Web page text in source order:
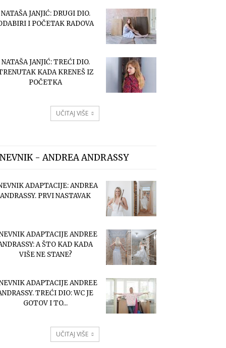
NATAŠA JANJIĆ: DRUGI DIO.
I POČETAK RADOVA
NATAŠA JANJIĆ: TREĆI DIO.
KADA KRENEŠ IZ
POČETKA
UČITAJ VIŠE
- ANDREA ANDRASSY
ADAPTACIJE: ANDREA
ANDRASSY. PRVI NASTAVAK
ADAPTACIJE ANDREE
A ŠTO KAD KADA
VIŠE NE STANE?
ADAPTACIJE ANDREE
TREĆI DIO: WC JE
GOTOV I TO...
UČITAJ VIŠE